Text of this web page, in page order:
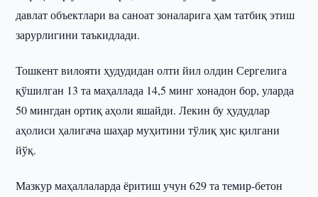
давлат объектлари ва саноат зоналарига ҳам татбиқ этиш
зарурлигини таъкидлади.
Тошкент вилояти ҳудудидан олти йил олдин Сергелига
қўшилган 13 та маҳаллада 14,5 минг хонадон бор, уларда
50 мингдан ортиқ аҳоли яшайди. Лекин бу ҳудудлар
аҳолиси ҳалигача шаҳар муҳитини тўлиқ ҳис қилгани
йўқ.
Мазкур маҳаллаларда ёритиш учун 629 та темир-бетон